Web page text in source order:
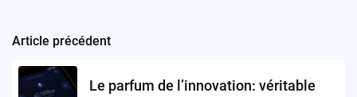
Post
navigation
Article précédent
Le parfum de l’innovation: véritable